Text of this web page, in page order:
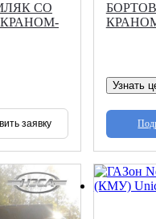
СО
заявку
Узнать